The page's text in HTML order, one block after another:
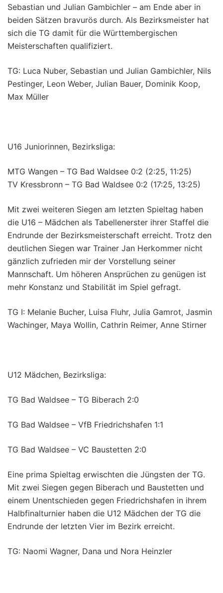
Sebastian und Julian Gambichler – am Ende aber in
beiden Sätzen bravurös durch. Als Bezirksmeister hat
sich die TG damit für die Württembergischen
Meisterschaften qualifiziert.
TG: Luca Nuber, Sebastian und Julian Gambichler, Nils
Pestinger, Leon Weber, Julian Bauer, Dominik Koop,
Max Müller
U16 Juniorinnen, Bezirksliga:
MTG Wangen – TG Bad Waldsee 0:2 (2:25, 11:25)
TV Kressbronn – TG Bad Waldsee 0:2 (17:25, 13:25)
Mit zwei weiteren Siegen am letzten Spieltag haben
die U16 – Mädchen als Tabellenerster ihrer Staffel die
Endrunde der Bezirksmeisterschaft erreicht. Trotz den
deutlichen Siegen war Trainer Jan Herkommer nicht
gänzlich zufrieden mir der Vorstellung seiner
Mannschaft. Um höheren Ansprüchen zu genügen ist
mehr Konstanz und Stabilität im Spiel gefragt.
TG I: Melanie Bucher, Luisa Fluhr, Julia Gamrot, Jasmin
Wachinger, Maya Wollin, Cathrin Reimer, Anne Stirner
U12 Mädchen, Bezirksliga:
TG Bad Waldsee – TG Biberach 2:0
TG Bad Waldsee – VfB Friedrichshafen 1:1
TG Bad Waldsee – VC Baustetten 2:0
Eine prima Spieltag erwischten die Jüngsten der TG.
Mit zwei Siegen gegen Biberach und Baustetten und
einem Unentschieden gegen Friedrichshafen in ihrem
Halbfinalturnier haben die U12 Mädchen der TG die
Endrunde der letzten Vier im Bezirk erreicht.
TG: Naomi Wagner, Dana und Nora Heinzler